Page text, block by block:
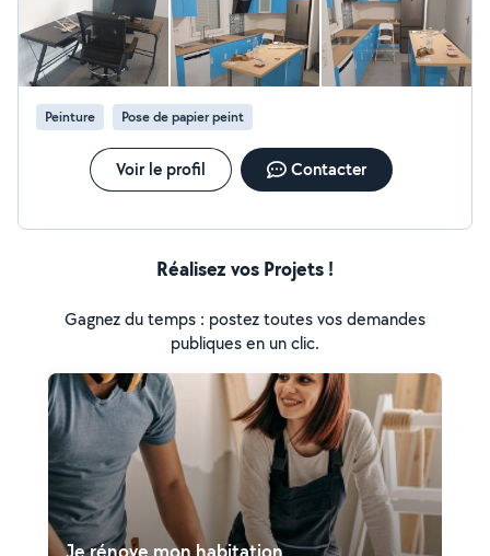
Peinture Pose de papier peint
Voir le profil Contacter
Réalisez vos Projets !
Gagnez du temps : postez toutes vos demandes
publiques en un clic.